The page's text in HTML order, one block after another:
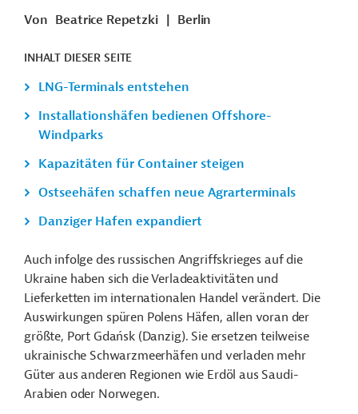
Von Beatrice Repetzki Berlin
INHALT DIESER SEITE
LNG-Terminals entstehen
Installationshäfen bedienen Offshore-
Windparks
Kapazitäten für Container steigen
Ostseehäfen schaffen neue Agrarterminals
Danziger Hafen expandiert
Auch infolge des russischen Angriffskrieges auf die
Ukraine haben sich die Verladeaktivitäten und
Lieferketten im internationalen Handel verändert. Die
Auswirkungen spüren Polens Häfen, allen voran der
größte, Port Gdańsk (Danzig). Sie ersetzen teilweise
ukrainische Schwarzmeerhäfen und verladen mehr
Güter aus anderen Regionen wie Erdöl aus Saudi-
Arabien oder Norwegen.